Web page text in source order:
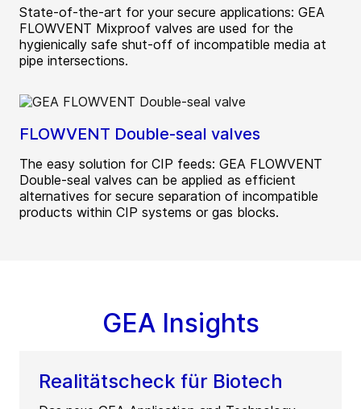
State-of-the-art for your secure applications: GEA
FLOWVENT Mixproof valves are used for the
hygienically safe shut-off of incompatible media at
pipe intersections.
FLOWVENT Double-seal valves
The easy solution for CIP feeds: GEA FLOWVENT
Double-seal valves can be applied as efficient
alternatives for secure separation of incompatible
products within CIP systems or gas blocks.
GEA Insights
Realitätscheck für Biotech